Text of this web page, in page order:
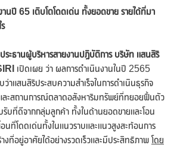
านปี 65 เติบโตโดดเด่น ทั้งยอดขาย รายได้ที่มา
ะธานผู้บริหารสายงานปฏิบัติการ บริษัท แสนสิริ
เปิดเผย ว่า ผลการดำเนินงานในปี 2565
แสนสิริประสบความสำเร็จในการดำเนินธุรกิจ
และสถานการณ์ตลาดอสังหาริมทรัพย์ที่ทยอยฟื้นตัว
รับที่ดีจากกลุ่มลูกค้า ทั้งในด้านยอดขายและโอน
อนที่โดดเด่นทั้งในแนวราบและแนวสูงสะท้อนการ
งที่อยู่อาศัยได้อย่างรวดเร็วและมีประสิทธิภาพ โดย